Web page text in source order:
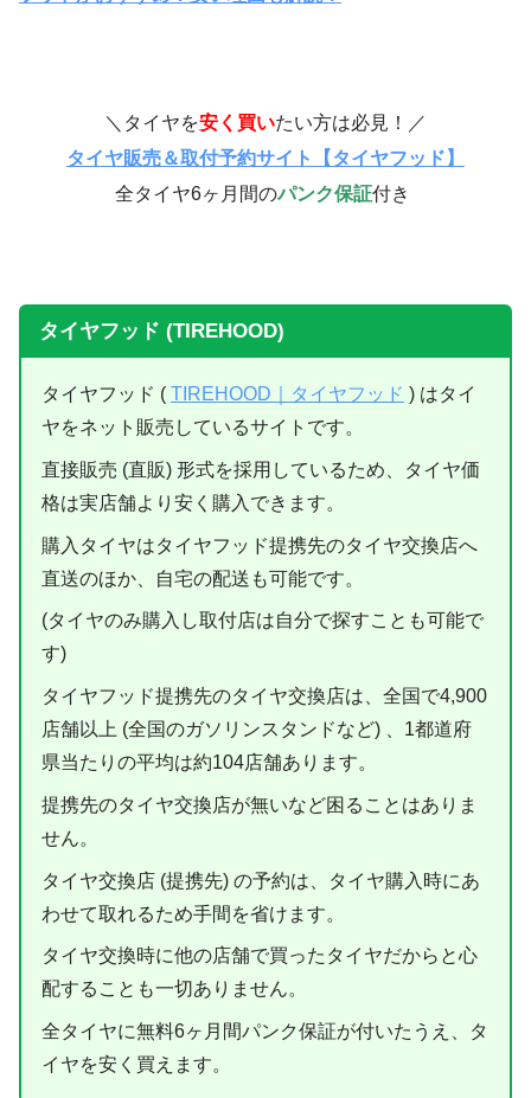
＼タイヤを安く買いたい方は必見！／
タイヤ販売＆取付予約サイト【タイヤフッド】
全タイヤ6ヶ月間のパンク保証付き
タイヤフッド (TIREHOOD)
タイヤフッド (TIREHOOD｜タイヤフッド ) はタイ
ヤをネット販売しているサイトです。
直接販売 (直販) 形式を採用しているため、タイヤ価
格は実店舗より安く購入できます。
購入タイヤはタイヤフッド提携先のタイヤ交換店へ
直送のほか、自宅の配送も可能です。
(タイヤのみ購入し取付店は自分で探すことも可能で
す)
タイヤフッド提携先のタイヤ交換店は、全国で4,900
店舗以上 (全国のガソリンスタンドなど) 、1都道府
県当たりの平均は約104店舗あります。
提携先のタイヤ交換店が無いなど困ることはありま
せん。
タイヤ交換店 (提携先) の予約は、タイヤ購入時にあ
わせて取れるため手間を省けます。
タイヤ交換時に他の店舗で買ったタイヤだからと心
配することも一切ありません。
全タイヤに無料6ヶ月間パンク保証が付いたうえ、タ
イヤを安く買えます。